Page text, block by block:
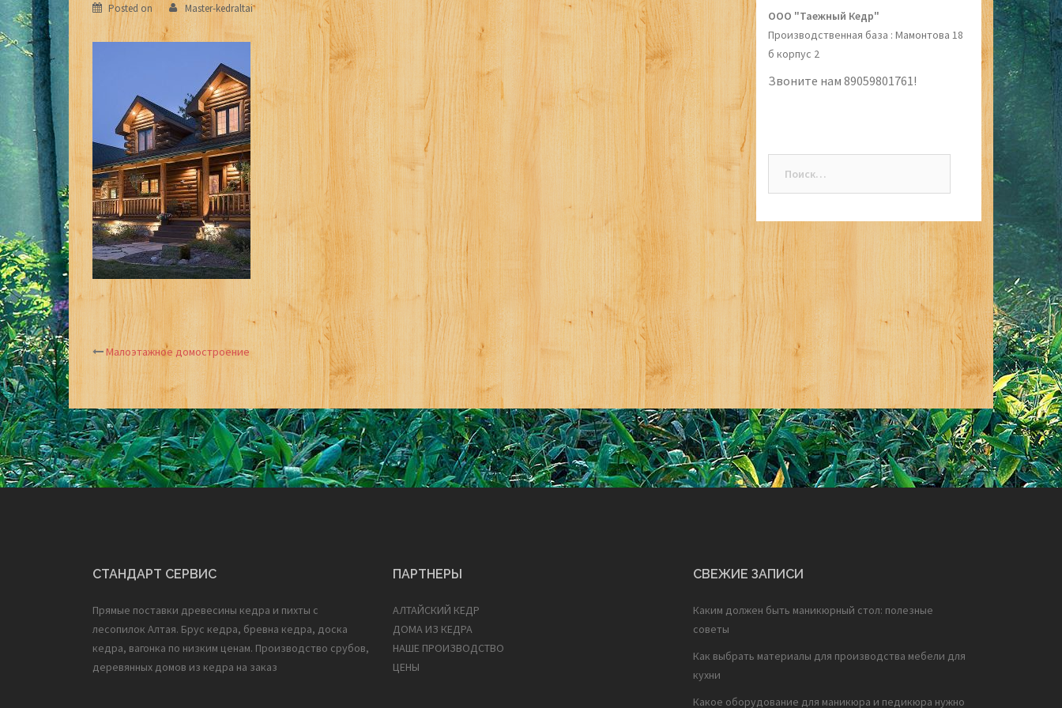
Posted on Master-kedraltai
Post
navigation
Малоэтажное домостроение
ООО "Таежный Кедр"
Производственная база : Мамонтова 18
б корпус 2
Звоните нам 89059801761!
СТАНДАРТ СЕРВИС
Прямые поставки древесины кедра и пихты с
лесопилок Алтая. Брус кедра, бревна кедра, доска
кедра, вагонка по низким ценам. Производство срубов,
деревянных домов из кедра на заказ
ПАРТНЕРЫ
АЛТАЙСКИЙ КЕДР
ДОМА ИЗ КЕДРА
НАШЕ ПРОИЗВОДСТВО
ЦЕНЫ
СВЕЖИЕ ЗАПИСИ
Каким должен быть маникюрный стол: полезные
советы
Как выбрать материалы для производства мебели для
кухни
Какое оборудование для маникюра и педикюра нужно